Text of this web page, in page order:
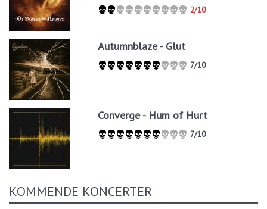
2/10
Autumnblaze - Glut
7/10
Converge - Hum of Hurt
7/10
KOMMENDE KONCERTER